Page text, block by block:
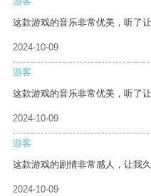
这款游戏的音乐非常优美，听了让
2024-10-09
游客
这款游戏的音乐非常优美，听了让
2024-10-09
游客
这款游戏的剧情非常感人，让我久
2024-10-09